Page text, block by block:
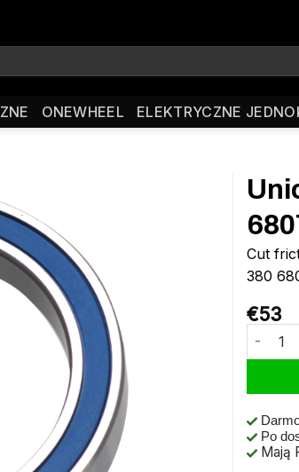
ONEWHEEL ELEKTRYCZNE
Cut
380
€53
ilość
Po
Mają